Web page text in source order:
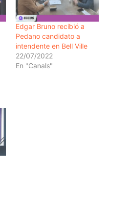
Edgar Bruno recibió a
Pedano candidato a
intendente en Bell Ville
22/07/2022
En "Canals"